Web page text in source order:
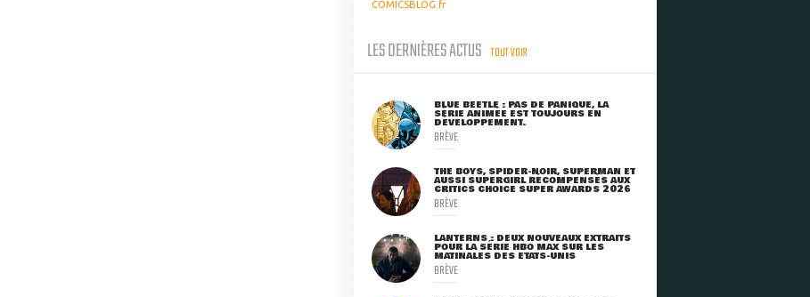
COMICSBLOG.fr
LES DERNIÈRES ACTUS TOUT VOIR
BLUE BEETLE : PAS DE PANIQUE, LA
SÉRIE ANIMÉE EST TOUJOURS EN
DÉVELOPPEMENT.
BRÈVE
THE BOYS, SPIDER-NOIR, SUPERMAN ET
AUSSI SUPERGIRL RÉCOMPENSÉS AUX
CRITICS CHOICE SUPER AWARDS 2026
BRÈVE
LANTERNS : DEUX NOUVEAUX EXTRAITS
POUR LA SÉRIE HBO MAX SUR LES
MATINALES DES ETATS-UNIS
BRÈVE